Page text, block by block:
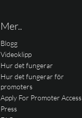
Mer..
Blogg
Videoklipp
Hur det fungerar
Hur det fungerar för
promoters
Apply For Promoter Access
Press